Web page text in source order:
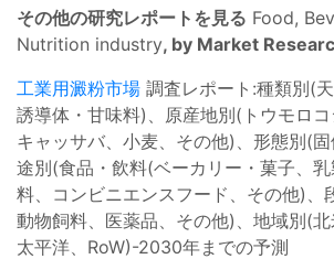
その他の研究レポートを見る Food,
Nutrition industry, by Market
工業用澱粉市場 調査レポート:種類別(
誘導体・甘味料)、原産地別(トウモロコ
キャッサバ、小麦、その他)、形態別(
途別(食品・飲料(ベーカリー・菓子、
料、コンビニエンスフード、その他)、
動物飼料、医薬品、その他)、地域別(
太平洋、RoW)-2030年までの予測